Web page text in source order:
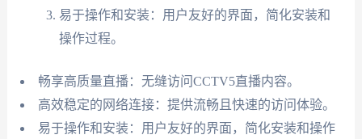
易于操作和安装：用户友好的界面，简化安装和
操作过程。
畅享高质量直播：无缝访问CCTV5直播内容。
高效稳定的网络连接：提供流畅且快速的访问体验。
易于操作和安装：用户友好的界面，简化安装和操作